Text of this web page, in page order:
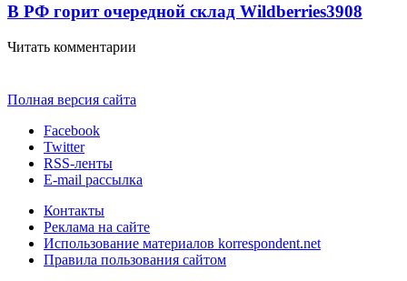
В РФ горит очередной склад Wildberries3908
Читать комментарии
Полная версия сайта
Facebook
Twitter
RSS-ленты
E-mail рассылка
Контакты
Реклама на сайте
Использование материалов korrespondent.net
Правила пользования сайтом